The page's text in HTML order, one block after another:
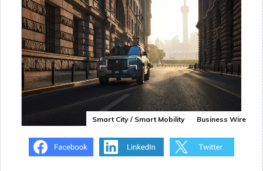
Smart City / Smart Mobility Business Wire